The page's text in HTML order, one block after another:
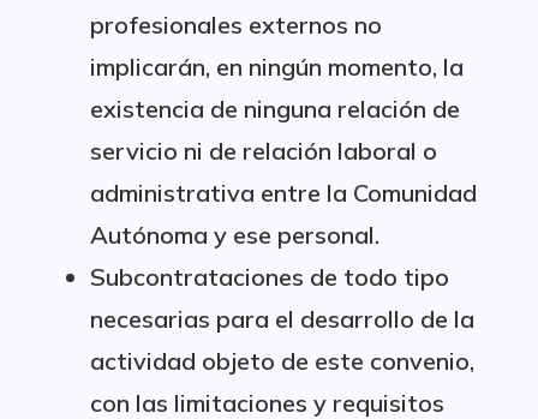
profesionales externos no
implicarán, en ningún momento, la
existencia de ninguna relación de
servicio ni de relación laboral o
administrativa entre la Comunidad
Autónoma y ese personal.
Subcontrataciones de todo tipo
necesarias para el desarrollo de la
actividad objeto de este convenio,
con las limitaciones y requisitos